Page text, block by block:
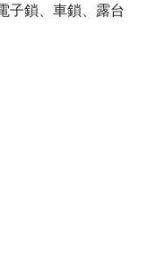
子鎖、車鎖、露台